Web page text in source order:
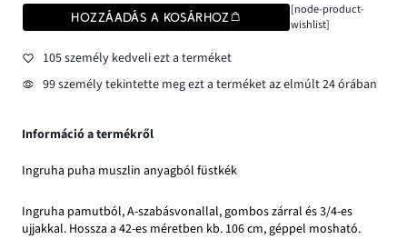
HOZZÁADÁS A KOSÁRHOZ
[node-product-
wishlist]
105 személy kedveli ezt a terméket
99 személy tekintette meg ezt a terméket az elmúlt 24 órában
Információ a termékről
Ingruha puha muszlin anyagból füstkék
Ingruha pamutból, A-szabásvonallal, gombos zárral és 3/4-es
ujjakkal. Hossza a 42-es méretben kb. 106 cm, géppel mosható.